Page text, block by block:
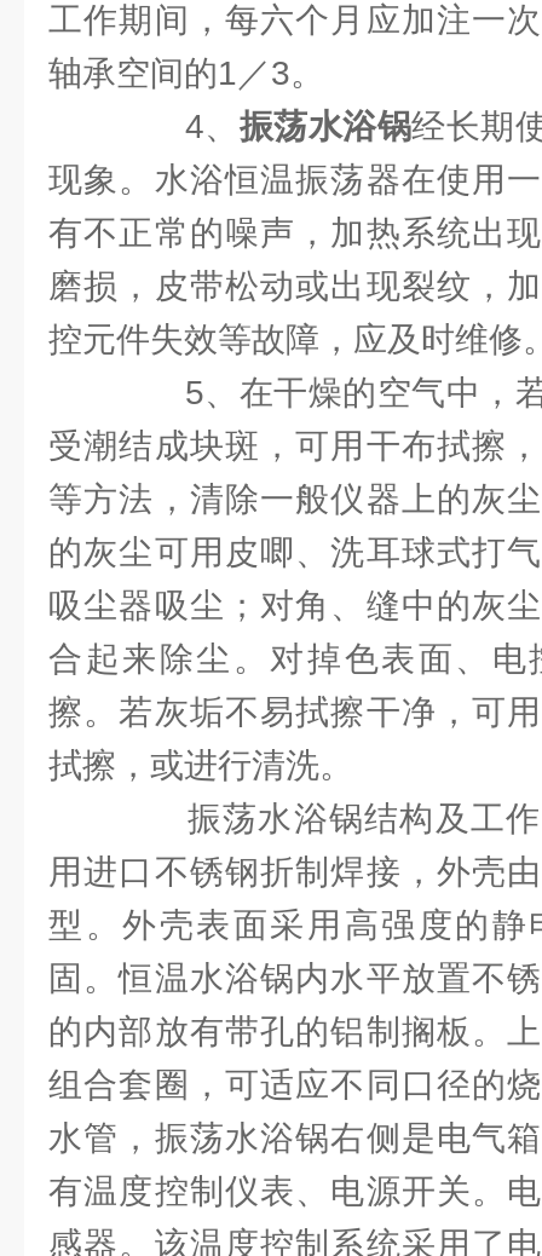
工作期间，每六个月应加注一
轴承空间的1／3。
4、 振荡水浴锅经长期
现象。水浴恒温振荡器在使用
有不正常的噪声，加热系统出
磨损，皮带松动或出现裂纹，
控元件失效等故障，应及时维修
5、在干燥的空气中，若
受潮结成块斑，可用干布拭擦
等方法，清除一般仪器上的灰
的灰尘可用皮唧、洗耳球式打
吸尘器吸尘；对角、缝中的灰
合起来除尘。对掉色表面、电
擦。若灰垢不易拭擦干净，可
拭擦，或进行清洗。
振荡水浴锅结构及工作
用进口不锈钢折制焊接，外壳
型。外壳表面采用高强度的静
固。恒温水浴锅内水平放置不
的内部放有带孔的铝制搁板。
组合套圈，可适应不同口径的
水管，振荡水浴锅右侧是电气
有温度控制仪表、电源开关。
感器。该温度控制系统采用了